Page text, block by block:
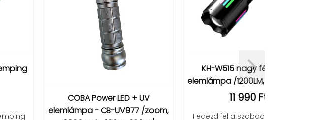
COBA Power LED + UV
elemlámpa - CB-UV977 /zoom,
KH-W515 nagy fényerejű
elemlámpa /1200LM, 6000 mAh/
Fedezd fel a szabadság fényét: